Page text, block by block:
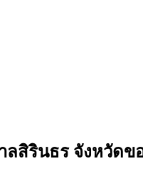
ลสิรินธร จังหวัด